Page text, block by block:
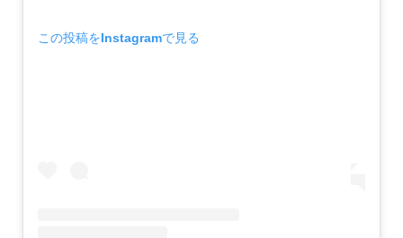
この投稿をInstagramで見る